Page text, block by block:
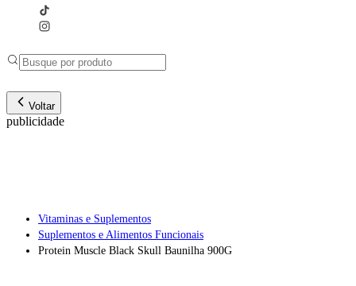
Voltar
publicidade
Vitaminas e Suplementos
Suplementos e Alimentos Funcionais
Protein Muscle Black Skull Baunilha 900G